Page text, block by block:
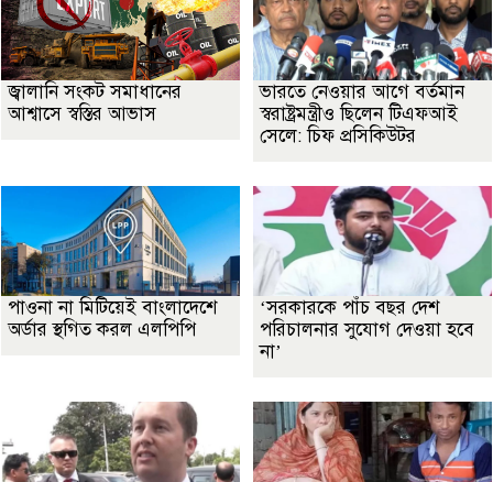
জ্বালানি সংকট সমাধানের
আশ্বাসে স্বস্তির আভাস
ভারতে নেওয়ার আগে বর্তমান
স্বরাষ্ট্রমন্ত্রীও ছিলেন টিএফআই
সেলে: চিফ প্রসিকিউটর
পাওনা না মিটিয়েই বাংলাদেশে
অর্ডার স্থগিত করল এলপিপি
‘সরকারকে পাঁচ বছর দেশ
পরিচালনার সুযোগ দেওয়া হবে
না’